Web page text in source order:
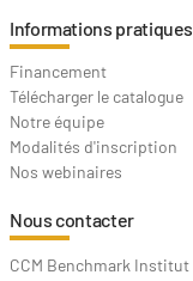
Informations pratiques
Financement
Télécharger le catalogue
Notre équipe
Modalités d'inscription
Nos webinaires
Nous contacter
CCM Benchmark Institut